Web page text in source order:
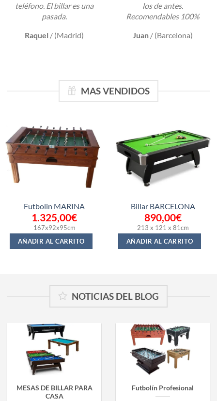
teléfono. El billar es una
pasada.
Raquel / (Madrid)
los de antes.
Recomendables 100%
Juan / (Barcelona)
MAS VENDIDOS
Futbolin MARINA
1.325,00€
167x92x95cm
AÑADIR AL CARRITO
Billar BARCELONA
890,00€
213 x 121 x 81cm
AÑADIR AL CARRITO
NOTICIAS DEL BLOG
MESAS DE BILLAR PARA
CASA
Futbolín Profesional